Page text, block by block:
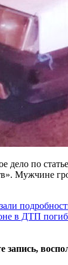
дело по
Мужчине
в ДТП
запись,